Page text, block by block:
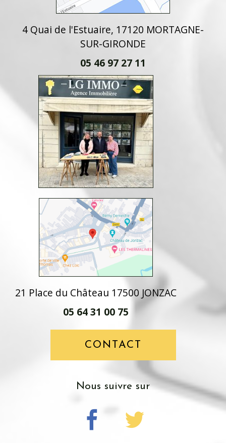
4 Quai de l'Estuaire, 17120 MORTAGNE-
SUR-GIRONDE
05 46 97 27 11
21 Place du Château 17500 JONZAC
05 64 31 00 75
CONTACT
nous suivre sur